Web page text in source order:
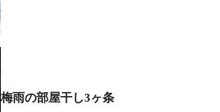
梅雨の部屋干し3ヶ条